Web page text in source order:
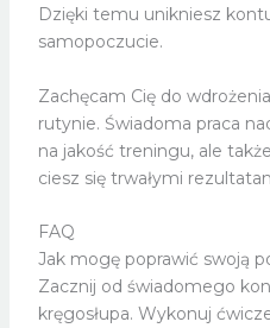
Dzięki temu unikniesz
samopoczucie.
Zachęcam Cię do
rutynie. Świadoma praca
na jakość treningu, ale
ciesz się trwałymi
FAQ
Jak mogę poprawić swoją
Zacznij od świadomego
kręgosłupa. Wykonuj